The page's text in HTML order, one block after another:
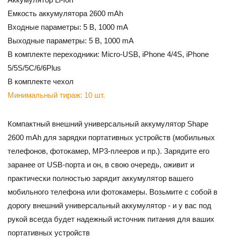
Емкость аккумулятора 2600 mAh
Входные параметры: 5 В, 1000 mA
Выходные параметры: 5 В, 1000 mA
В комплекте переходники: Micro-USB, iPhone 4/4S, iPhone
5/5S/5C/6/6Plus
В комплекте чехол
Минимальный тираж: 10 шт.
Компактный внешний универсальный аккумулятор Shape
2600 mAh для зарядки портативных устройств (мобильных
телефонов, фотокамер, MP3-плееров и пр.). Зарядите его
заранее от USB-порта и он, в свою очередь, оживит и
практически полностью зарядит аккумулятор вашего
мобильного телефона или фотокамеры. Возьмите с собой в
дорогу внешний универсальный аккумулятор - и у вас под
рукой всегда будет надежный источник питания для ваших
портативных устройств